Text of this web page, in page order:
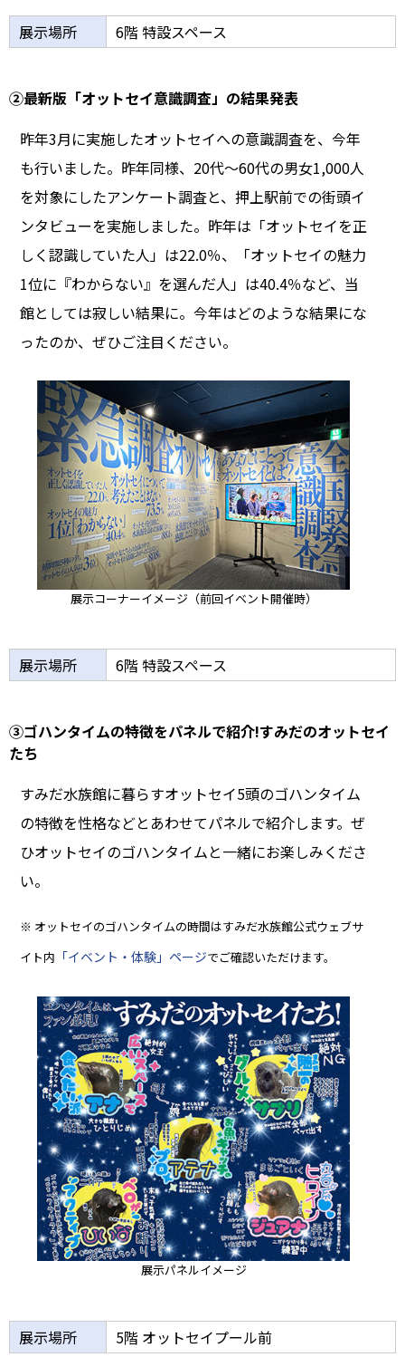
展示場所 6階 特設スペース
②最新版「オットセイ意識調査」の結果発表
昨年3月に実施したオットセイへの意識調査を、今年
も行いました。昨年同様、20代～60代の男女1,000人
を対象にしたアンケート調査と、押上駅前での街頭イ
ンタビューを実施しました。昨年は「オットセイを正
しく認識していた人」は22.0％、「オットセイの魅力
1位に『わからない』を選んだ人」は40.4％など、当
館としては寂しい結果に。今年はどのような結果にな
ったのか、ぜひご注目ください。
展示コーナーイメージ（前回イベント開催時）
展示場所 6階 特設スペース
③ゴハンタイムの特徴をパネルで紹介!すみだのオットセイ
たち
すみだ水族館に暮らすオットセイ5頭のゴハンタイム
の特徴を性格などとあわせてパネルで紹介します。ぜ
ひオットセイのゴハンタイムと一緒にお楽しみくださ
い。
※ オットセイのゴハンタイムの時間はすみだ水族館公式ウェブサ
イト内 「イベント・体験」ページでご確認いただけます。
展示パネルイメージ
展示場所 5階 オットセイプール前